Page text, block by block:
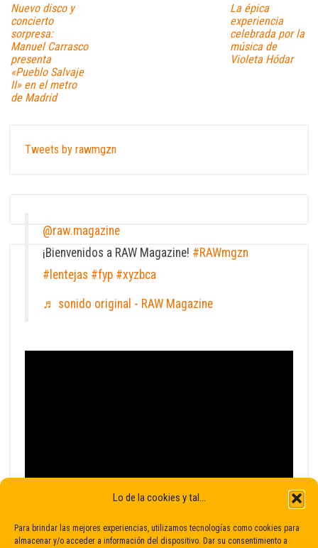
Lo de la cookies y tal...
Para brindar las mejores experiencias, utilizamos tecnologías como cookies para
almacenar y/o acceder a información del dispositivo. Dar su consentimiento a
Nuevo disco y
concierto
sorpresa:
Manuel Carrasco
presenta
«Pueblo Salvaje
II» en el metro
de Madrid
La épica
experiencia
celebrada por la
música de
Violeta Hódar
Tweets by rawmgzn
@raw.magazine
¡Bienvenidos a RAW Magazine! #RAWmgzn
#lentejas #fyp #xyzbca
♬ sonido original - RAW Magazine